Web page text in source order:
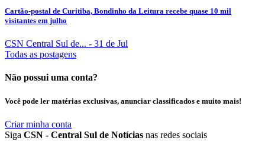
Cartão-postal de Curitiba, Bondinho da Leitura recebe quase 10 mil
visitantes em julho
CSN Central Sul de... - 31 de Jul
Todas as postagens
Não possui uma conta?
Você pode ler matérias exclusivas, anunciar classificados e muito mais!
Criar minha conta
Siga CSN - Central Sul de Notícias nas redes sociais